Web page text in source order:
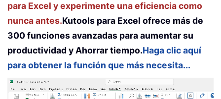
para Excel y experimente una eficiencia como
nunca antes.Kutools para Excel ofrece más de
300 funciones avanzadas para aumentar su
productividad y Ahorrar tiempo.Haga clic aquí
para obtener la función que más necesita...